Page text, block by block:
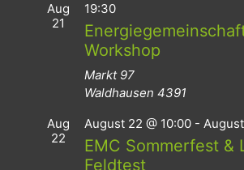
Aug
21
19:30
Workshop
Markt 97
Waldhausen 4391
Aug
22
August 22 @ 10:00 -
EMC Sommerfest &
Feldtest